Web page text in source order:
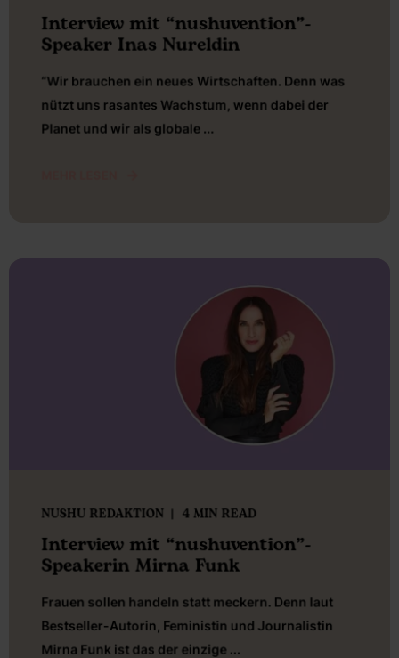
Interview mit “nushuvention”-
Speaker Inas Nureldin
“Wir brauchen ein neues Wirtschaften. Denn was
nützt uns rasantes Wachstum, wenn dabei der
Planet und wir als globale ...
NUSHU REDAKTION 4 MIN READ
Interview mit “nushuvention”-
Speakerin Mirna Funk
Frauen sollen handeln statt meckern. Denn laut
Bestseller-Autorin, Feministin und Journalistin
Mirna Funk ist das der einzige ...